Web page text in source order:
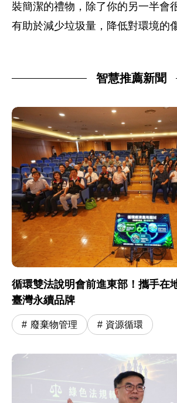
裝簡潔的禮物，除了你的另一半會
有助於減少垃圾量，降低對環境的
智慧推薦新聞
循環雙法說明會前進東部！攜手在地產
臺灣永續品牌
廢棄物管理 資源循環